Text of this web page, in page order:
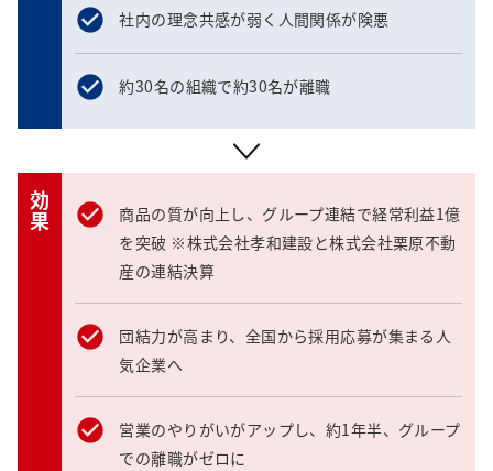
社内の理念共感が弱く人間関係が険悪
約30名の組織で約30名が離職
効果
商品の質が向上し、グループ連結で経常利益1億
を突破 ※株式会社孝和建設と株式会社栗原不動
産の連結決算
団結力が高まり、全国から採用応募が集まる人
気企業へ
営業のやりがいがアップし、約1年半、グループ
での離職がゼロに